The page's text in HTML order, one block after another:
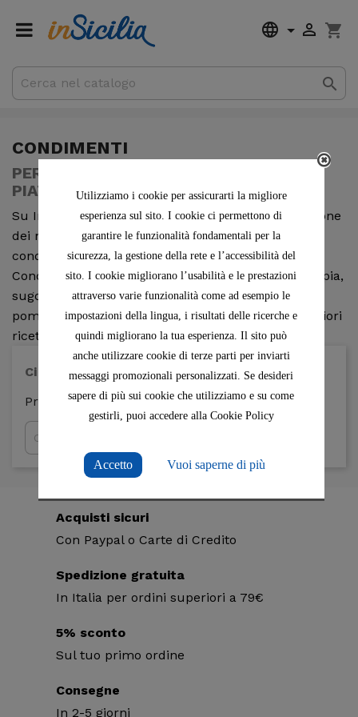
Utilizziamo i cookie per assicurarti la migliore
esperienza sul sito. I cookie ci permettono di
garantire le funzionalità fondamentali per la
sicurezza, la gestione della rete e l’accessibilità del
sito. I cookie migliorano l’usabilità e le prestazioni
attraverso varie funzionalità come ad esempio le
impostazioni della lingua, i risultati delle ricerche e
quindi migliorano la tua esperienza. Il sito può
anche utilizzare cookie di terze parti per inviarti
messaggi promozionali personalizzati. Se desideri
sapere di più sui cookie che utilizziamo e su come
gestirli, puoi accedere alla Cookie Policy
Accetto Vuoi saperne di più
  shopping_cart
Totale parziale 0,00 €

CONDIMENTI
PER PREPARARE ALCUNI DEI MIGLIORI
PIATTI DELLA TRADIZIONE SICILIANA
Su Insicilia.com puoi acquistare online una selezione
dei migliori condimenti siciliani. Sughi e Pesti,
condimenti per primi piatti. Sugo alla Norma,
Condimento per la pasta con le Sarde, nero di seppia,
sugo al pesce spada. Ma anche caponata, olive,
pomodori secchi. Ordina adesso e realizza le migliori
ricette della tradizione.
Ci scusiamo per l'inconveniente.
Prova a fare nuovamente la ricerca
Acquisti sicuri
Con Paypal o Carte di Credito
Spedizione gratuita
In Italia per ordini superiori a 79€
5% sconto
Sul tuo primo ordine
Consegne
In 2-5 giorni